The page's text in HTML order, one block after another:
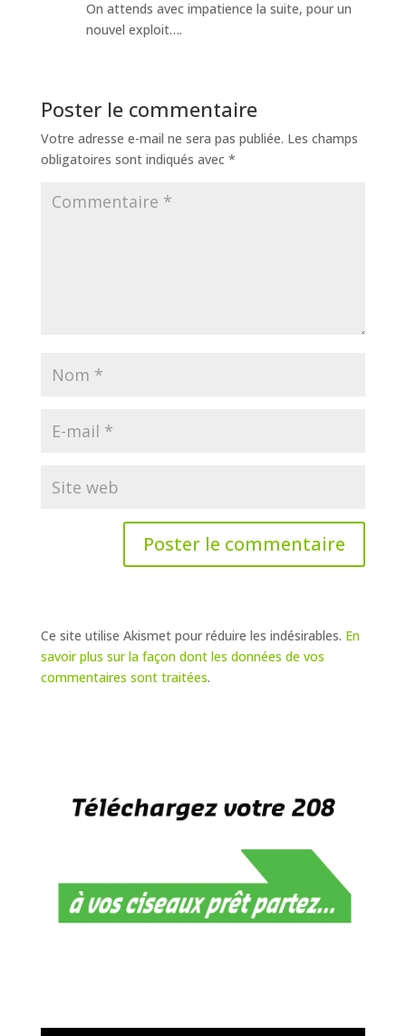
On attends avec impatience la suite, pour un
nouvel exploit….
Poster le commentaire
Votre adresse e-mail ne sera pas publiée. Les champs
obligatoires sont indiqués avec *
Ce site utilise Akismet pour réduire les indésirables. En
savoir plus sur la façon dont les données de vos
commentaires sont traitées.